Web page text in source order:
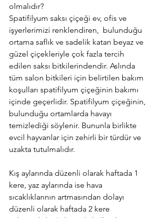
olmalıdır?
Spatifilyum saksı çiçeği ev, ofis ve
işyerlerimizi renklendiren,  bulunduğu
ortama saflık ve sadelik katan beyaz ve
güzel çiçekleriyle çok fazla tercih
edilen saksı bitkilerindendir. Aslında
tüm salon bitkileri için belirtilen bakım
koşulları spatifilyum çiçeğinin bakımı
içinde geçerlidir. Spatifilyum çiçeğinin,
bulunduğu ortamlarda havayı
temizlediği söylenir. Bununla birlikte
evcil hayvanlar için zehirli bir türdür ve
uzakta tutulmalıdır.
Kış aylarında düzenli olarak haftada 1
kere, yaz aylarında ise hava
sıcaklıklarının artmasından dolayı
düzenli olarak haftada 2 kere